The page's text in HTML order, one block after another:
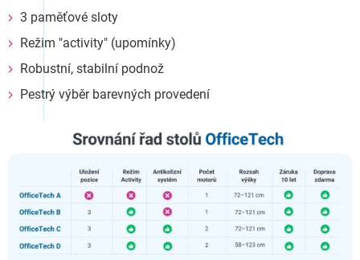
3 paměťové sloty
Režim "activity" (upomínky)
Robustní, stabilní podnož
Pestrý výběr barevných provedení